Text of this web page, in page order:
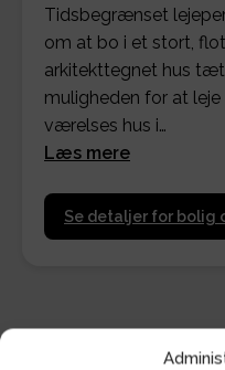
Tidsbegrænset
om at bo i et stort,
arkitekttegnet hus tæt
muligheden for at
værelses hus i…
Læs mere
Se detaljer for bolig